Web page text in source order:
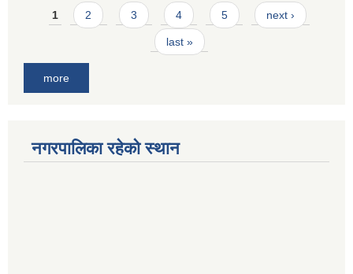
Pages
1 2 3 4 5 next ›
last »
more
नगरपालिका रहेको स्थान